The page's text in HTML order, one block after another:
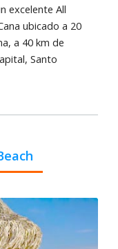
excelente All
ubicado a 20
a 40 km de
Santo